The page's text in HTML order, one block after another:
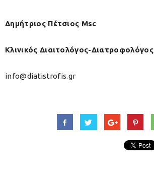
Δημήτριος Πέτσιος Msc
Κλινικός Διαιτολόγος-Διατροφολόγος
info@diatistrofis.gr